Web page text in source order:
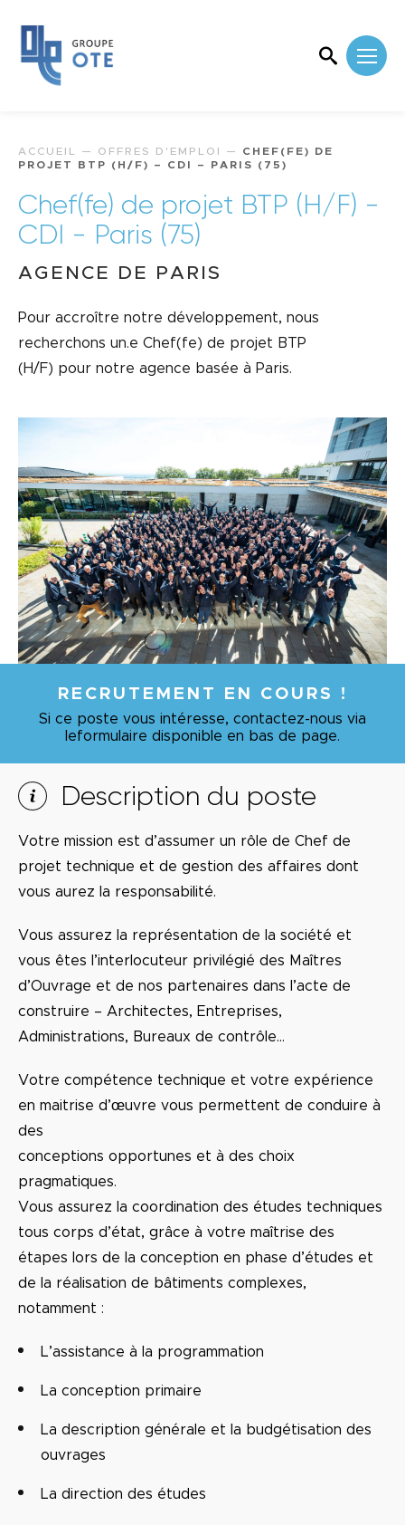
ACCUEIL — OFFRES D'EMPLOI — CHEF(FE) DE
PROJET BTP (H/F) – CDI – PARIS (75)
Chef(fe) de projet BTP (H/F) -
CDI - Paris (75)
AGENCE DE PARIS
Pour accroître notre développement, nous
recherchons un.e Chef(fe) de projet BTP
(H/F) pour notre agence basée à Paris.
RECRUTEMENT EN COURS !
Si ce poste vous intéresse, contactez-nous via
leformulaire disponible en bas de page.
Description du poste
Votre mission est d’assumer un rôle de Chef de
projet technique et de gestion des affaires dont
vous aurez la responsabilité.
Vous assurez la représentation de la société et
vous êtes l’interlocuteur privilégié des Maîtres
d’Ouvrage et de nos partenaires dans l’acte de
construire – Architectes, Entreprises,
Administrations, Bureaux de contrôle…
Votre compétence technique et votre expérience
en maitrise d’œuvre vous permettent de conduire à
des
conceptions opportunes et à des choix
pragmatiques.
Vous assurez la coordination des études techniques
tous corps d’état, grâce à votre maîtrise des
étapes lors de la conception en phase d’études et
de la réalisation de bâtiments complexes,
notamment :
L’assistance à la programmation
La conception primaire
La description générale et la budgétisation des
ouvrages
La direction des études